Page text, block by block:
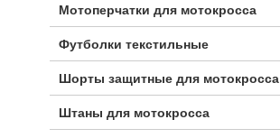
Мотоперчатки для мотокросса
Футболки текстильные
Шорты защитные для мотокросса
Штаны для мотокросса